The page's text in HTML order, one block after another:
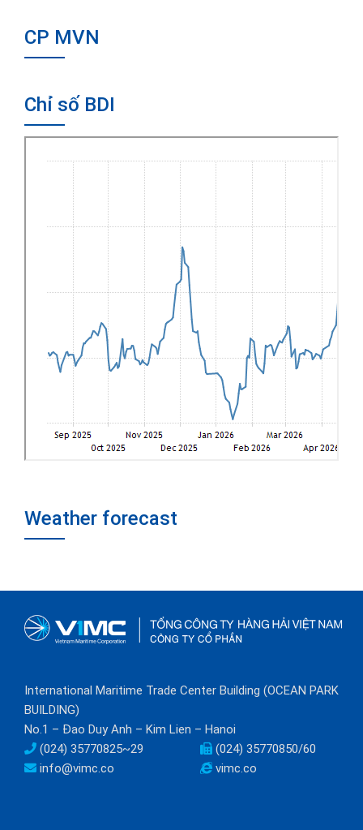
CP MVN
Chỉ số BDI
Weather forecast
International Maritime Trade Center Building (OCEAN PARK
BUILDING)
No.1 – Đao Duy Anh – Kim Lien – Hanoi
(024) 35770825~29
(024) 35770850/60
info@vimc.co
vimc.co